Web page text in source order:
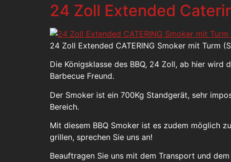
24 Zoll Extended
24 Zoll Extended CATERING Smoker mit Turm
Die Königsklasse des BBQ, 24 Zoll, ab hier
Barbecue Freund.
Der Smoker ist ein 700Kg Standgerät, sehr
Bereich.
Mit diesem BBQ Smoker ist es zudem möglich
grillen, sprechen Sie uns an!
Beauftragen Sie uns mit dem Transport und